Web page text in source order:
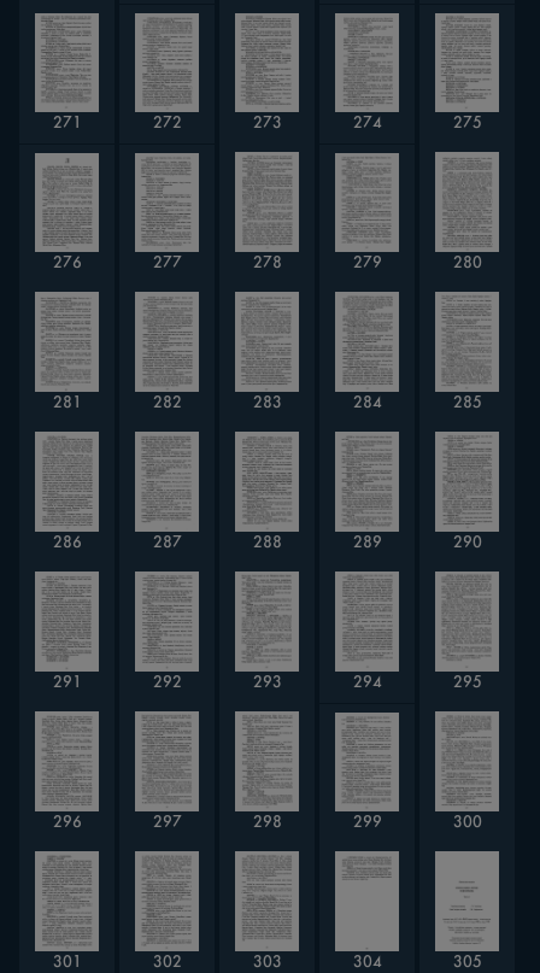
271 272 273 274 275
276 277 278 279 280
281 282 283 284 285
286 287 288 289 290
291 292 293 294 295
296 297 298 299 300
301 302 303 304 305